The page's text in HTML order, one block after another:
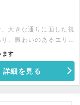
大きな通りに面した視
、賑わいのあるエリア
ンパクトで、初期費用
相談も可能で、軽飲食
せをお待ちしておりま
ます
詳細を見る